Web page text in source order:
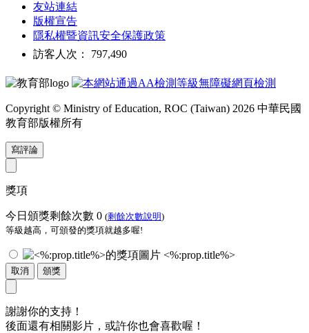
友站連結
版權宣告
隱私權暨資訊安全保護政策
訪客人次： 797,490
Copyright © Ministry of Education, ROC (Taiwan) 2026 中華民國
教育部版權所有
寫評論
獎項
今日頒獎剩餘次數 0 (剩餘次數說明)
等級越高，可頒發的獎項就越多喔!
<%:prop.title%>
取消 頒獎
謝謝你的支持！
後面還有相關影片，或許你也會喜歡喔！